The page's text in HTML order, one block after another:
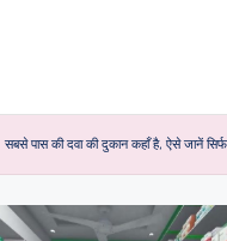
सबसे पास की दवा की दुकान कहाँ है, ऐसे जानें